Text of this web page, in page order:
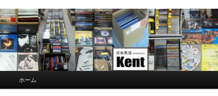
メインコンテンツへ移動
サブコンテンツへ移動
ホーム